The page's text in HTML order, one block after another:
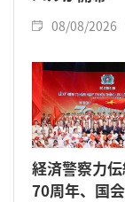
08/08/2026
経済警察力
70周年、国